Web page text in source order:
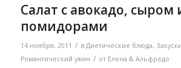
Салат с авокадо, сыром
помидорами
14 ноября, 2011 / в Диетические блюда,
Романтический ужин / от Елена & Альфредо